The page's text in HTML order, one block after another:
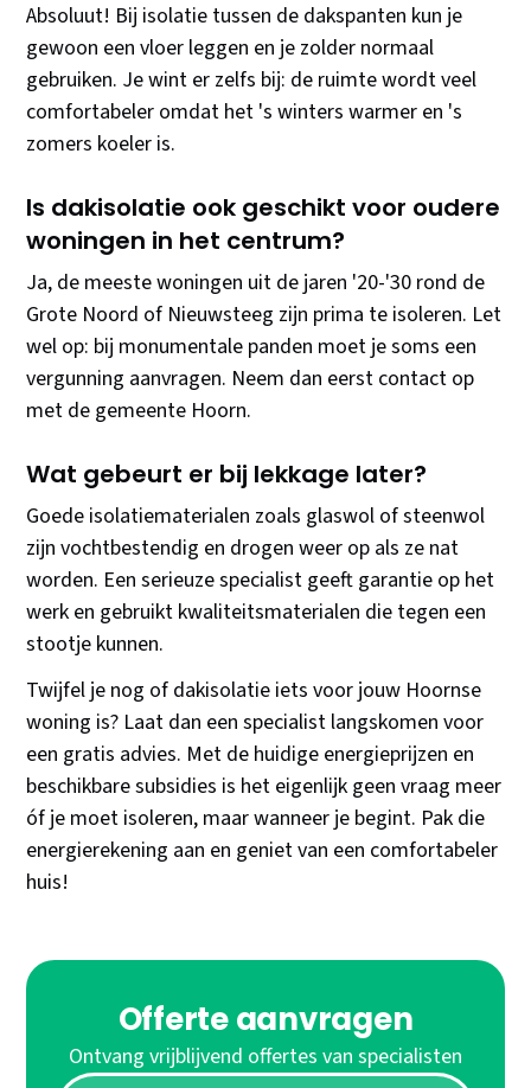
Absoluut! Bij isolatie tussen de dakspanten kun je
gewoon een vloer leggen en je zolder normaal
gebruiken. Je wint er zelfs bij: de ruimte wordt veel
comfortabeler omdat het 's winters warmer en 's
zomers koeler is.
Is dakisolatie ook geschikt voor oudere
woningen in het centrum?
Ja, de meeste woningen uit de jaren '20-'30 rond de
Grote Noord of Nieuwsteeg zijn prima te isoleren. Let
wel op: bij monumentale panden moet je soms een
vergunning aanvragen. Neem dan eerst contact op
met de gemeente Hoorn.
Wat gebeurt er bij lekkage later?
Goede isolatiematerialen zoals glaswol of steenwol
zijn vochtbestendig en drogen weer op als ze nat
worden. Een serieuze specialist geeft garantie op het
werk en gebruikt kwaliteitsmaterialen die tegen een
stootje kunnen.
Twijfel je nog of dakisolatie iets voor jouw Hoornse
woning is? Laat dan een specialist langskomen voor
een gratis advies. Met de huidige energieprijzen en
beschikbare subsidies is het eigenlijk geen vraag meer
óf je moet isoleren, maar wanneer je begint. Pak die
energierekening aan en geniet van een comfortabeler
huis!
Offerte aanvragen
Ontvang vrijblijvend offertes van specialisten